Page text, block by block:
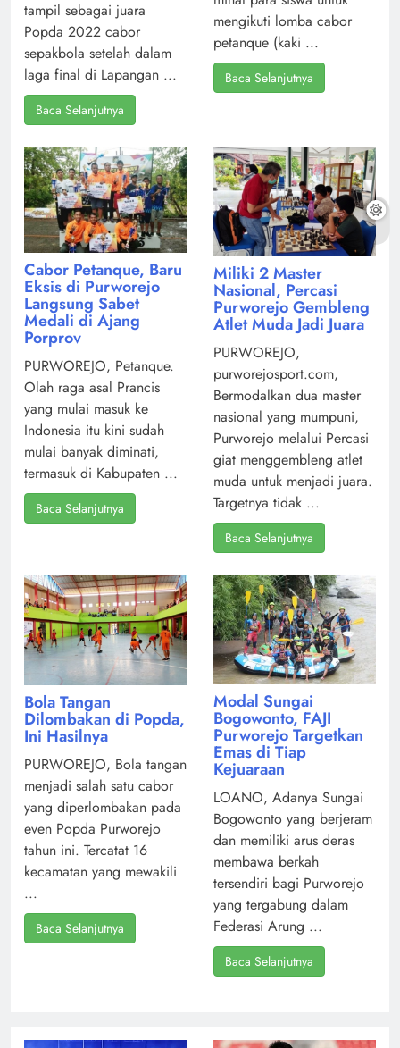
tampil sebagai juara
Popda 2022 cabor
sepakbola setelah dalam
laga final di Lapangan ...
Baca Selanjutnya
mengikuti lomba cabor
petanque (kaki ...
Baca Selanjutnya
Cabor Petanque, Baru
Eksis di Purworejo
Langsung Sabet
Medali di Ajang
Porprov
PURWOREJO, Petanque.
Olah raga asal Prancis
yang mulai masuk ke
Indonesia itu kini sudah
mulai banyak diminati,
termasuk di Kabupaten ...
Baca Selanjutnya
Miliki 2 Master
Nasional, Percasi
Purworejo Gembleng
Atlet Muda Jadi Juara
PURWOREJO,
purworejosport.com,
Bermodalkan dua master
nasional yang mumpuni,
Purworejo melalui Percasi
giat menggembleng atlet
muda untuk menjadi juara.
Targetnya tidak ...
Baca Selanjutnya
Bola Tangan
Dilombakan di Popda,
Ini Hasilnya
PURWOREJO, Bola tangan
menjadi salah satu cabor
yang diperlombakan pada
even Popda Purworejo
tahun ini. Tercatat 16
kecamatan yang mewakili
...
Baca Selanjutnya
Modal Sungai
Bogowonto, FAJI
Purworejo Targetkan
Emas di Tiap
Kejuaraan
LOANO, Adanya Sungai
Bogowonto yang berjeram
dan memiliki arus deras
membawa berkah
tersendiri bagi Purworejo
yang tergabung dalam
Federasi Arung ...
Baca Selanjutnya